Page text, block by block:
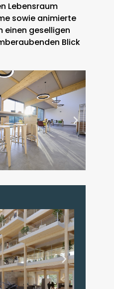
Lebensraum
sowie animierte
einen geselligen
Blick